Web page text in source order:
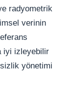
radyometrik
verinin
iyi izleyebilir
yönetimi